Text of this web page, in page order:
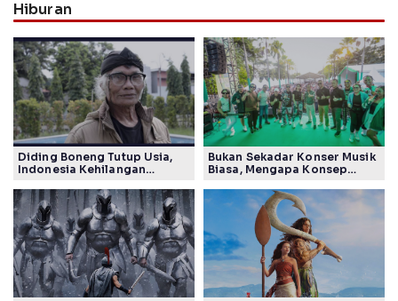
Hiburan
Diding Boneng Tutup Usia,
Indonesia Kehilangan
Generasi
Bukan Sekadar Konser Musik
Biasa, Mengapa Konsep
Tuai Pujian Banyak Pihak